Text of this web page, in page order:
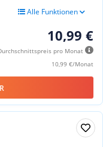
Alle Funktionen
10,99 €
pro Monat
10,99 €/Monat